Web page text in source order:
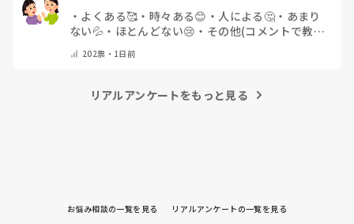
・ よくある🥰 ・ 時々ある😊 ・ 人による🤔 ・ あまり
ない💦 ・ ほとんどない😢 ・ その他(コメントで教え
202票・ 1日前
リアルアンケートをもっと見る
お悩み相談の一覧を見る リアルアンケートの一覧を見る